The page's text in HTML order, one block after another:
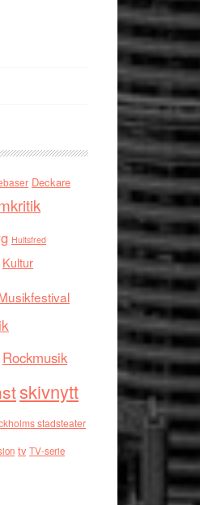
Deckare
Hultsfred
Kultur
Rockmusik
skivnytt
stadsteater
tv TV-serie